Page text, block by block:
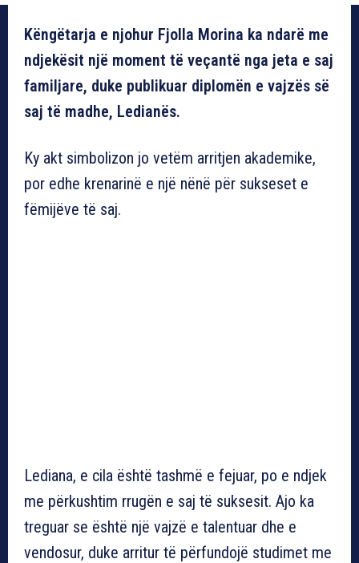
Këngëtarja e njohur Fjolla Morina ka ndarë me
ndjekësit një moment të veçantë nga jeta e saj
familjare, duke publikuar diplomën e vajzës së
saj të madhe, Ledianës.
Ky akt simbolizon jo vetëm arritjen akademike,
por edhe krenarinë e një nënë për sukseset e
fëmijëve të saj.
Lediana, e cila është tashmë e fejuar, po e ndjek
me përkushtim rrugën e saj të suksesit. Ajo ka
treguar se është një vajzë e talentuar dhe e
vendosur, duke arritur të përfundojë studimet me